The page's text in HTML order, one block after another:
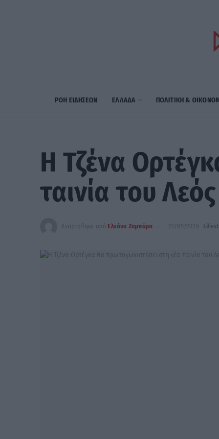
ΡΟΗ ΕΙΔΗΣΕΩΝ ΕΛΛΑΔΑ ΠΟΛΙΤΙΚΗ &
Η Τζένα
ταινία του
Αναρτήθηκε από Ελεάνα Ζαμπάρα 22/05/2026